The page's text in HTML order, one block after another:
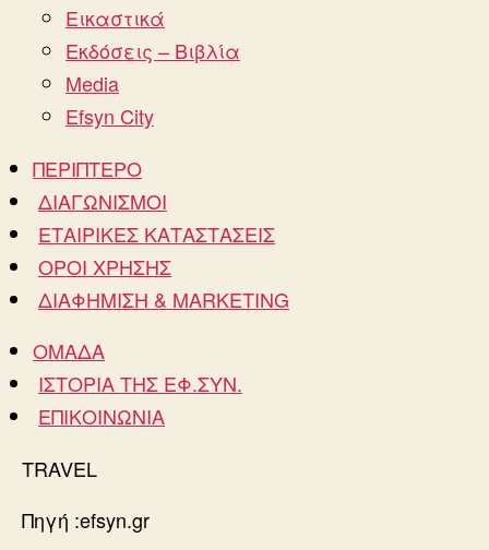
Εικαστικά
Εκδόσεις – Βιβλία
Media
Efsyn City
ΠΕΡΙΠΤΕΡΟ
ΔΙΑΓΩΝΙΣΜΟΙ
ΕΤΑΙΡΙΚΕΣ ΚΑΤΑΣΤΑΣΕΙΣ
ΟΡΟΙ ΧΡΗΣΗΣ
ΔΙΑΦΗΜΙΣΗ & MARKETING
ΟΜΑΔΑ
ΙΣΤΟΡΙΑ ΤΗΣ ΕΦ.ΣΥΝ.
ΕΠΙΚΟΙΝΩΝΙΑ
TRAVEL
Πηγή :efsyn.gr